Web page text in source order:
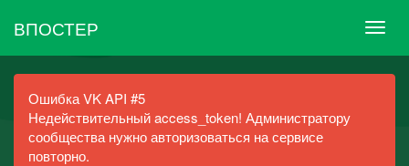
ВПОСТЕР
Ошибка VK API #5
Недействительный access_token! Администратору
сообщества нужно авторизоваться на сервисе
повторно.